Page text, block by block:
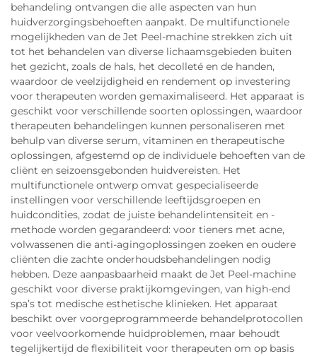
behandeling ontvangen die alle aspecten van hun
huidverzorgingsbehoeften aanpakt. De multifunctionele
mogelijkheden van de Jet Peel-machine strekken zich uit
tot het behandelen van diverse lichaamsgebieden buiten
het gezicht, zoals de hals, het decolleté en de handen,
waardoor de veelzijdigheid en rendement op investering
voor therapeuten worden gemaximaliseerd. Het apparaat is
geschikt voor verschillende soorten oplossingen, waardoor
therapeuten behandelingen kunnen personaliseren met
behulp van diverse serum, vitaminen en therapeutische
oplossingen, afgestemd op de individuele behoeften van de
cliënt en seizoensgebonden huidvereisten. Het
multifunctionele ontwerp omvat gespecialiseerde
instellingen voor verschillende leeftijdsgroepen en
huidcondities, zodat de juiste behandelintensiteit en -
methode worden gegarandeerd: voor tieners met acne,
volwassenen die anti-agingoplossingen zoeken en oudere
cliënten die zachte onderhoudsbehandelingen nodig
hebben. Deze aanpasbaarheid maakt de Jet Peel-machine
geschikt voor diverse praktijkomgevingen, van high-end
spa’s tot medische esthetische klinieken. Het apparaat
beschikt over voorgeprogrammeerde behandelprotocollen
voor veelvoorkomende huidproblemen, maar behoudt
tegelijkertijd de flexibiliteit voor therapeuten om op basis